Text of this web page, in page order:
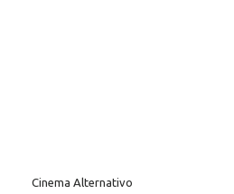
Cinema Alternativo